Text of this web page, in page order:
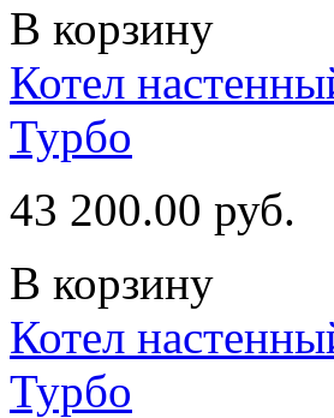
В корзину
Котел
Турбо
43 200.00 руб.
В корзину
Котел
Турбо